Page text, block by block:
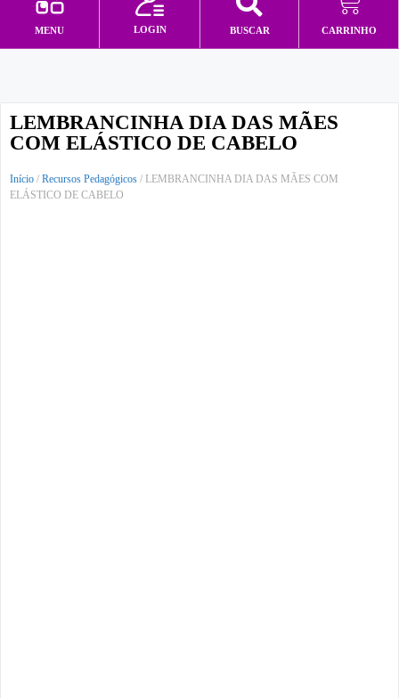
MENU LOGIN BUSCAR CARRINHO
LEMBRANCINHA DIA DAS MÃES
COM ELÁSTICO DE CABELO
Início / Recursos Pedagógicos / LEMBRANCINHA DIA DAS MÃES COM
ELÁSTICO DE CABELO